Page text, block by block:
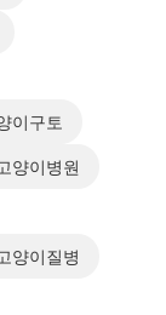
이구토
양이병원
양이질병